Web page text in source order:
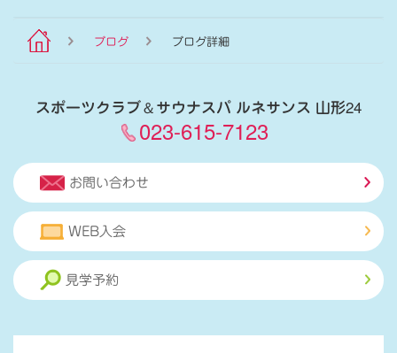
ブログ ブログ詳細
スポーツクラブ＆サウナスパ ルネサンス 山形24
023-615-7123
お問い合わせ
WEB入会
見学予約